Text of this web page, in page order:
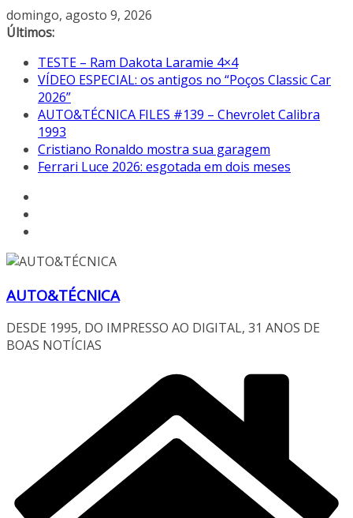
Pular
para
conteúdo
domingo, agosto 9, 2026
Últimos:
TESTE – Ram Dakota Laramie 4×4
VÍDEO ESPECIAL: os antigos no “Poços Classic Car
2026”
AUTO&TÉCNICA FILES #139 – Chevrolet Calibra
1993
Cristiano Ronaldo mostra sua garagem
Ferrari Luce 2026: esgotada em dois meses
AUTO&TÉCNICA
DESDE 1995, DO IMPRESSO AO DIGITAL, 31 ANOS DE
BOAS NOTÍCIAS